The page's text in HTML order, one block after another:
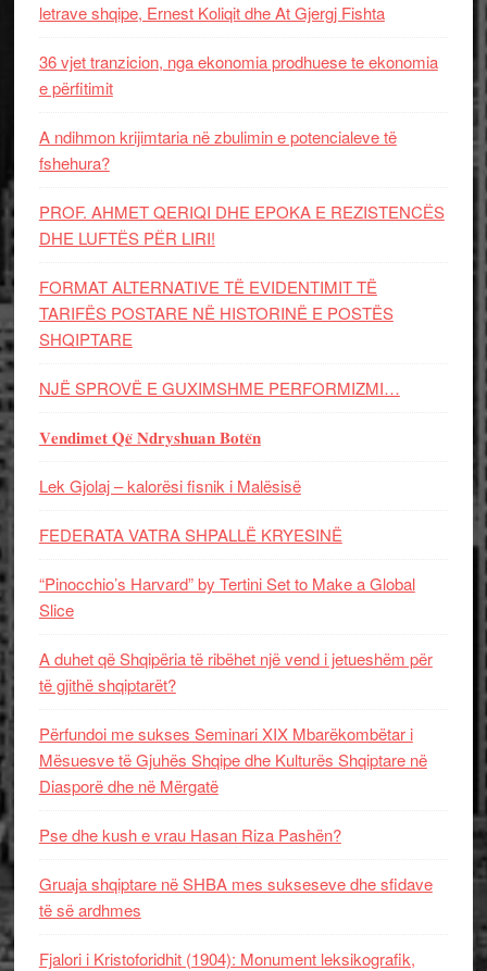
letrave shqipe, Ernest Koliqit dhe At Gjergj Fishta
36 vjet tranzicion, nga ekonomia prodhuese te ekonomia
e përfitimit
A ndihmon krijimtaria në zbulimin e potencialeve të
fshehura?
PROF. AHMET QERIQI DHE EPOKA E REZISTENCЁS
DHE LUFTЁS PЁR LIRI!
FORMAT ALTERNATIVE TË EVIDENTIMIT TË
TARIFËS POSTARE NË HISTORINË E POSTËS
SHQIPTARE
NJË SPROVË E GUXIMSHME PERFORMIZMI…
𝐕𝐞𝐧𝐝𝐢𝐦𝐞𝐭 𝐐𝐞̈ 𝐍𝐝𝐫𝐲𝐬𝐡𝐮𝐚𝐧 𝐁𝐨𝐭𝐞̈𝐧
Lek Gjolaj – kalorësi fisnik i Malësisë
FEDERATA VATRA SHPALLË KRYESINË
“Pinocchio’s Harvard” by Tertini Set to Make a Global
Slice
A duhet që Shqipëria të ribëhet një vend i jetueshëm për
të gjithë shqiptarët?
Përfundoi me sukses Seminari XIX Mbarëkombëtar i
Mësuesve të Gjuhës Shqipe dhe Kulturës Shqiptare në
Diasporë dhe në Mërgatë
Pse dhe kush e vrau Hasan Riza Pashën?
Gruaja shqiptare në SHBA mes sukseseve dhe sfidave
të së ardhmes
Fjalori i Kristoforidhit (1904): Monument leksikografik,